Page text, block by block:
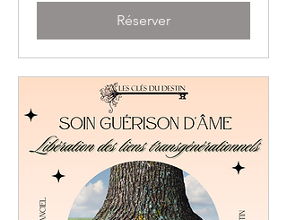
Réserver